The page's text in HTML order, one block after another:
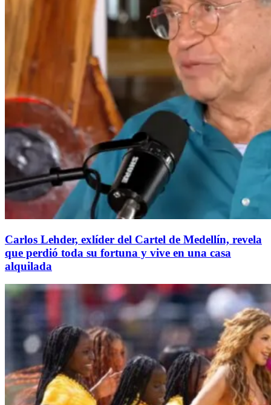
Carlos Lehder, exlíder del Cartel de Medellín, revela
que perdió toda su fortuna y vive en una casa
alquilada